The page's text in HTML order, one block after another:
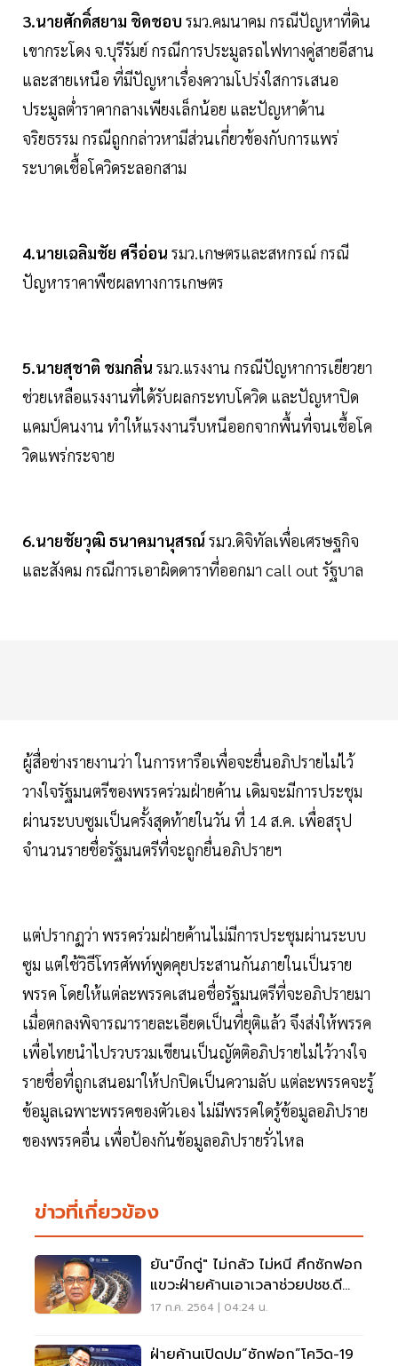
3.นายศักดิ์สยาม ชิดชอบ รมว.คมนาคม กรณีปัญหาที่ดิน
เขากระโดง จ.บุรีรัมย์ กรณีการประมูลรถไฟทางคู่สายอีสาน
และสายเหนือ ที่มีปัญหาเรื่องความโปร่งใสการเสนอ
ประมูลต่ำราคากลางเพียงเล็กน้อย และปัญหาด้าน
จริยธรรม กรณีถูกกล่าวหามีส่วนเกี่ยวข้องกับการแพร่
ระบาดเชื้อโควิดระลอกสาม
4.นายเฉลิมชัย ศรีอ่อน รมว.เกษตรและสหกรณ์ กรณี
ปัญหาราคาพืชผลทางการเกษตร
5.นายสุชาติ ชมกลิ่น รมว.แรงงาน กรณีปัญหาการเยียวยา
ช่วยเหลือแรงงานที่ได้รับผลกระทบโควิด และปัญหาปิด
แคมป์คนงาน ทำให้แรงงานรีบหนีออกจากพื้นที่จนเชื้อโค
วิดแพร่กระจาย
6.นายชัยวุฒิ ธนาคมานุสรณ์ รมว.ดิจิทัลเพื่อเศรษฐกิจ
และสังคม กรณีการเอาผิดดาราที่ออกมา call out รัฐบาล
ผู้สื่อข่างรายงานว่า ในการหารือเพื่อจะยื่นอภิปรายไม่ไว้
วางใจรัฐมนตรีของพรรคร่วมฝ่ายค้าน เดิมจะมีการประชุม
ผ่านระบบซูมเป็นครั้งสุดท้ายในวัน ที่ 14 ส.ค. เพื่อสรุป
จำนวนรายชื่อรัฐมนตรีที่จะถูกยื่นอภิปรายฯ
แต่ปรากฏว่า พรรคร่วมฝ่ายค้านไม่มีการประชุมผ่านระบบ
ซูม แต่ใช้วิธีโทรศัพท์พูดคุยประสานกันภายในเป็นราย
พรรค โดยให้แต่ละพรรคเสนอชื่อรัฐมนตรีที่จะอภิปรายมา
เมื่อตกลงพิจารณารายละเอียดเป็นที่ยุติแล้ว จึงส่งให้พรรค
เพื่อไทยนำไปรวบรวมเขียนเป็นญัตติอภิปรายไม่ไว้วางใจ
รายชื่อที่ถูกเสนอมาให้ปกปิดเป็นความลับ แต่ละพรรคจะรู้
ข้อมูลเฉพาะพรรคของตัวเอง ไม่มีพรรคใดรู้ข้อมูลอภิปราย
ของพรรคอื่น เพื่อป้องกันข้อมูลอภิปรายรั่วไหล
ข่าวที่เกี่ยวข้อง
ยัน"บิ๊กตู่" ไม่กลัว ไม่หนี ศึกซักฟอก
แขวะฝ่ายค้านเอาเวลาช่วยปชช.ดี
กว่า
17 ก.ค. 2564 | 04:24 น.
ฝ่ายค้านเปิดปม“ซักฟอก”โควิด-19